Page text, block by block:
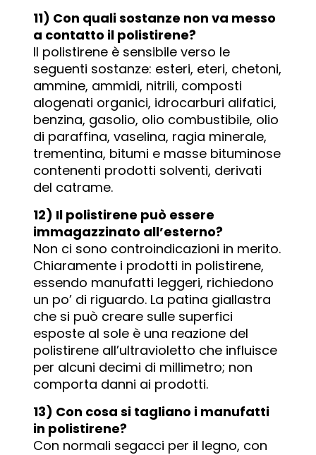
11) Con quali sostanze non va messo
a contatto il polistirene?
Il polistirene è sensibile verso le
seguenti sostanze: esteri, eteri, chetoni,
ammine, ammidi, nitrili, composti
alogenati organici, idrocarburi alifatici,
benzina, gasolio, olio combustibile, olio
di paraffina, vaselina, ragia minerale,
trementina, bitumi e masse bituminose
contenenti prodotti solventi, derivati
del catrame.
12) Il polistirene può essere
immagazzinato all’esterno?
Non ci sono controindicazioni in merito.
Chiaramente i prodotti in polistirene,
essendo manufatti leggeri, richiedono
un po’ di riguardo. La patina giallastra
che si può creare sulle superfici
esposte al sole è una reazione del
polistirene all’ultravioletto che influisce
per alcuni decimi di millimetro; non
comporta danni ai prodotti.
13) Con cosa si tagliano i manufatti
in polistirene?
Con normali segacci per il legno, con